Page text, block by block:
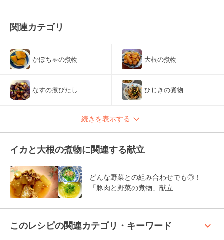
関連カテゴリ
かぼちゃの煮物 大根の煮物
なすの煮びたし ひじきの煮物
続きを表示する
イカと大根の煮物に関連する献立
どんな野菜との組み合わせでも◎！
「豚肉と野菜の煮物」献立
このレシピの関連カテゴリ・キーワード keyboard_arrow_up